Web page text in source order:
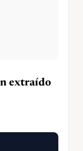
extraído